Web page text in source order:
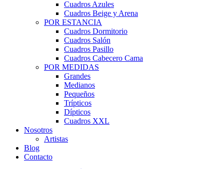
Cuadros Azules
Cuadros Beige y Arena
POR ESTANCIA
Cuadros Dormitorio
Cuadros Salón
Cuadros Pasillo
Cuadros Cabecero Cama
POR MEDIDAS
Grandes
Medianos
Pequeños
Trípticos
Dípticos
Cuadros XXL
Nosotros
Artistas
Blog
Contacto